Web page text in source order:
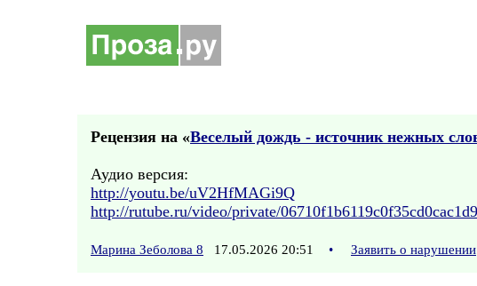
Рецензия на «Веселый дождь - источник нежных
Аудио версия:
http://youtu.be/uV2HfMAGi9Q
http://rutube.ru/video/private/
Марина Зеболова 8 17.05.2026 20:51 • Заявить о нарушении